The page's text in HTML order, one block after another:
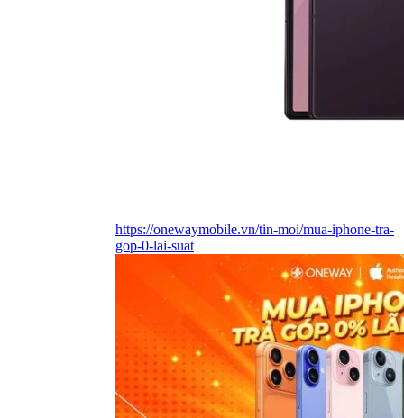
https://onewaymobile.vn/tin-moi/mua-iphone-tra-
gop-0-lai-suat